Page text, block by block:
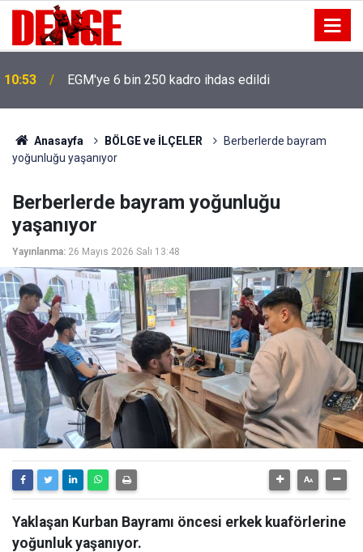
10:53 EGM'ye 6 bin 250 kadro ihdas edildi
Anasayfa BÖLGE ve İLÇELER
Berberlerde bayram
yoğunluğu yaşanıyor
Berberlerde bayram yoğunluğu
yaşanıyor
Yayınlanma: 26 Mayıs 2026 Salı 13:48
Yaklaşan Kurban Bayramı öncesi erkek kuaförlerine
yoğunluk yaşanıyor.